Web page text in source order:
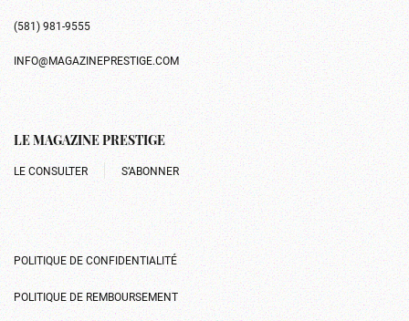
(581) 981-9555
INFO@MAGAZINEPRESTIGE.COM
LE MAGAZINE PRESTIGE
LE CONSULTER S’ABONNER
POLITIQUE DE CONFIDENTIALITÉ
POLITIQUE DE REMBOURSEMENT